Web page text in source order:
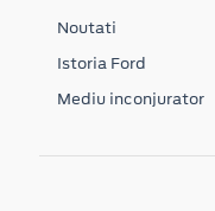
Noutati
Istoria Ford
Mediu inconjurator